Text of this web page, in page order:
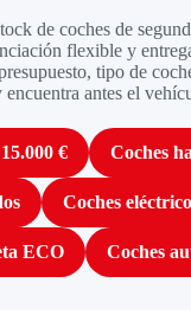
de coches de
flexible y
tipo de
antes el
€ Coches
Coches
ECO Coches